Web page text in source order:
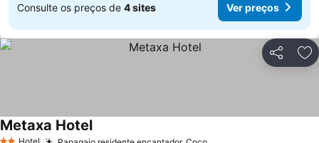
Consulte os preços de 4 sites Ver preços
Partilhar
Hotel
Metaxa Hotel